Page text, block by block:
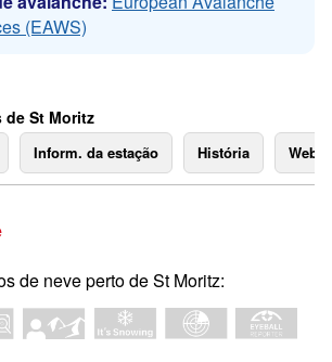
(EAWS)
de St Moritz
Inform. da estação História
de neve perto de St Moritz: